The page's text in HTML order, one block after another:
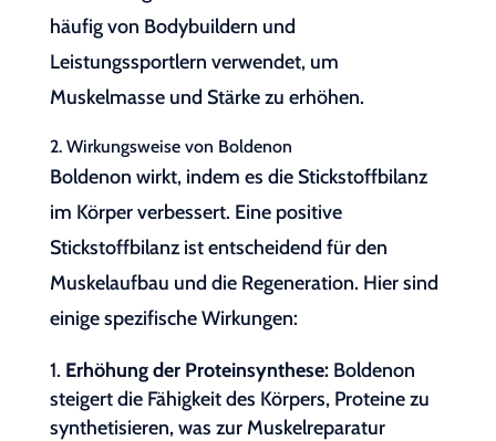
häufig von Bodybuildern und
Leistungssportlern verwendet, um
Muskelmasse und Stärke zu erhöhen.
2. Wirkungsweise von Boldenon
Boldenon wirkt, indem es die Stickstoffbilanz
im Körper verbessert. Eine positive
Stickstoffbilanz ist entscheidend für den
Muskelaufbau und die Regeneration. Hier sind
einige spezifische Wirkungen:
Erhöhung der Proteinsynthese:Boldenon
steigert die Fähigkeit des Körpers, Proteine zu
synthetisieren, was zur Muskelreparatur